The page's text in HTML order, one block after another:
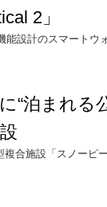
2」
設計のスマートウ
“泊まれ
合施設「スノーピ